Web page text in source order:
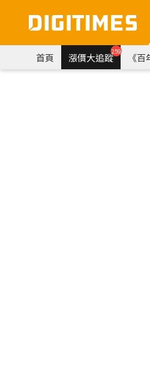
首頁 漲價大追蹤259 《